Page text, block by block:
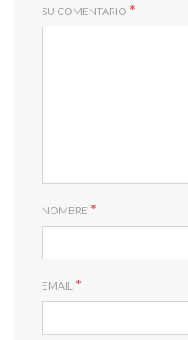
SU COMENTARIO *
NOMBRE *
EMAIL *